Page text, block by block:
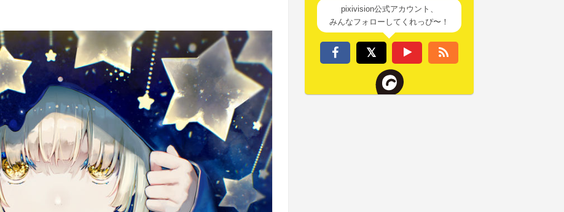
pixivision公式アカウント、
みんなフォローしてくれっぴ〜！